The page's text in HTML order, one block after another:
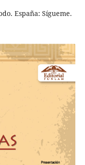
España: Sígueme.